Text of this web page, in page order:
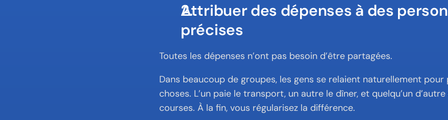
Attribuer des dépenses à des
précises
Toutes les dépenses n’ont pas besoin d’être partagées.
Dans beaucoup de groupes, les gens se relaient naturellement
choses. L’un paie le transport, un autre le dîner, et quelqu’un
courses. À la fin, vous régularisez la différence.